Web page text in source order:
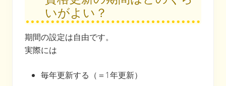
いがよい？
期間の設定は自由です。
実際には
毎年更新する（＝1年更新）